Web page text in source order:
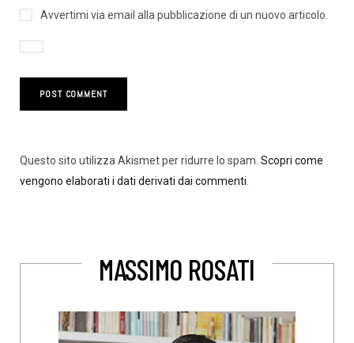
Avvertimi via email alla pubblicazione di un nuovo articolo.
Questo sito utilizza Akismet per ridurre lo spam. Scopri come
vengono elaborati i dati derivati dai commenti
MASSIMO ROSATI